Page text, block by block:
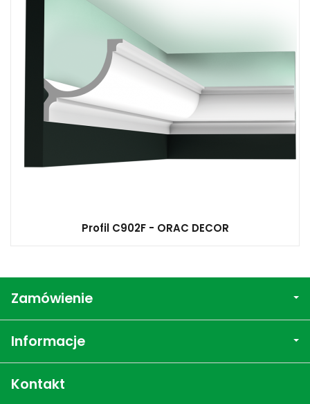
Profil C902F - ORAC DECOR
Zamówienie
Informacje
Kontakt